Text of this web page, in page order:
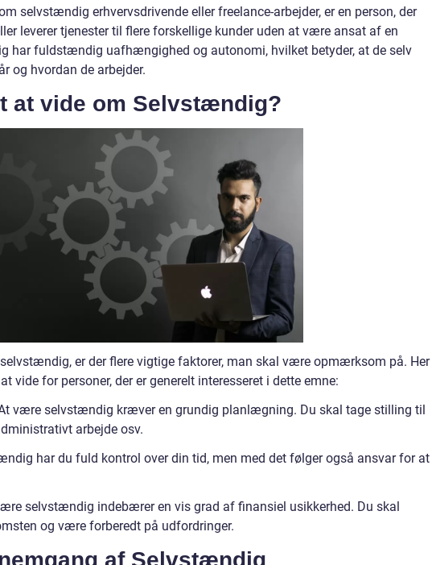
selvstændig erhvervsdrivende eller freelance-arbejder, er en person, der
leverer tjenester til flere forskellige kunder uden at være ansat af en
har fuldstændig uafhængighed og autonomi, hvilket betyder, at de selv
og hvordan de arbejder.
at vide om Selvstændig?
er der flere vigtige faktorer, man skal være opmærksom på. Her
vide for personer, der er generelt interesseret i dette emne:
være selvstændig kræver en grundig planlægning. Du skal tage stilling til
arbejde osv.
har du fuld kontrol over din tid, men med det følger også ansvar for at
selvstændig indebærer en vis grad af finansiel usikkerhed. Du skal
og være forberedt på udfordringer.